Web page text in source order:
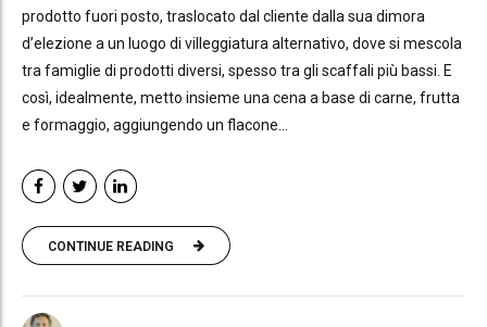
prodotto fuori posto, traslocato dal cliente dalla sua dimora
d’elezione a un luogo di villeggiatura alternativo, dove si mescola
tra famiglie di prodotti diversi, spesso tra gli scaffali più bassi. E
così, idealmente, metto insieme una cena a base di carne, frutta
e formaggio, aggiungendo un flacone...
CONTINUE READING